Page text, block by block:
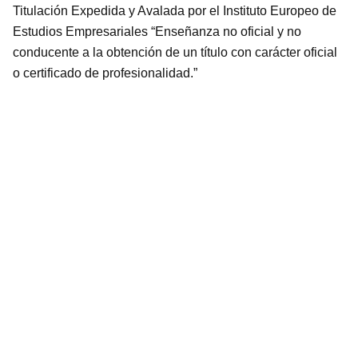
Titulación Expedida y Avalada por el Instituto Europeo de
Estudios Empresariales “Enseñanza no oficial y no
conducente a la obtención de un título con carácter oficial
o certificado de profesionalidad.”